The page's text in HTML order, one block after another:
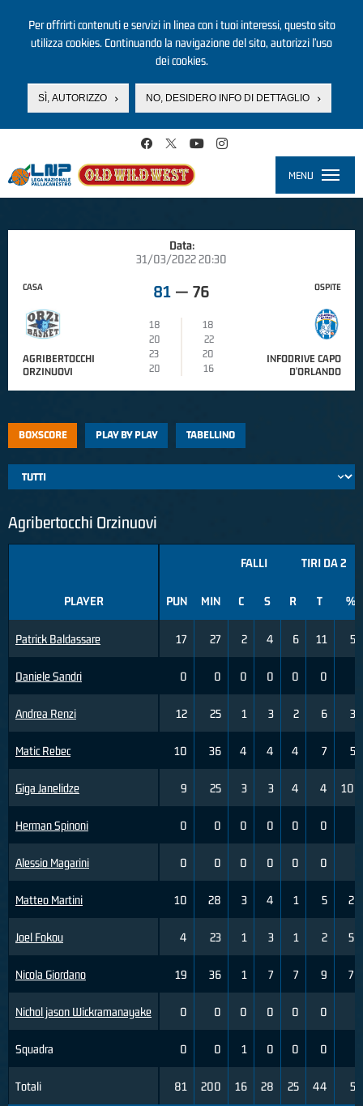
Per offrirti contenuti e servizi in linea con i tuoi interessi, questo sito
utilizza cookies. Continuando la navigazione del sito, autorizzi l’uso
dei cookies.
SÌ, AUTORIZZO NO, DESIDERO INFO DI DETTAGLIO
MENU
Data:
31/03/2022 20:30
CASA
AGRIBERTOCCHI
ORZINUOVI
81 — 76
18
18
20
22
23
20
20
16
OSPITE
INFODRIVE CAPO
D'ORLANDO
BOXSCORE PLAY BY PLAY TABELLINO
Agribertocchi Orzinuovi
PLAYER
Patrick Baldassare
Daniele Sandri
Andrea Renzi
Matic Rebec
Giga Janelidze
Herman Spinoni
Alessio Magarini
Matteo Martini
Joel Fokou
Nicola Giordano
Nichol jason Wickramanayake
Squadra
Totali
FALLI TIRI DA 2
PUN MIN C S R T %
17 27 2 4 6 11 55
0 0 0 0 0 0
12 25 1 3 2 6 33
10 36 4 4 4 7 57
9 25 3 3 4 4 100
0 0 0 0 0 0
0 0 0 0 0 0
10 28 3 4 1 5 20
4 23 1 3 1 2 50
19 36 1 7 7 9 78
0 0 0 0 0 0
0 0 1 0 0 0
81 200 16 28 25 44 57